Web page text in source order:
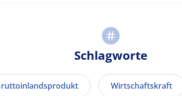
Schlagworte
Wirtschaftskraft